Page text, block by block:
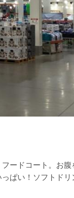
ードコート。お
ぱい！ソフトドリ